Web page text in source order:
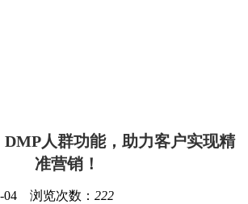
DMP人群功能，助力客户实现精
准营销！
04 浏览次数： 222